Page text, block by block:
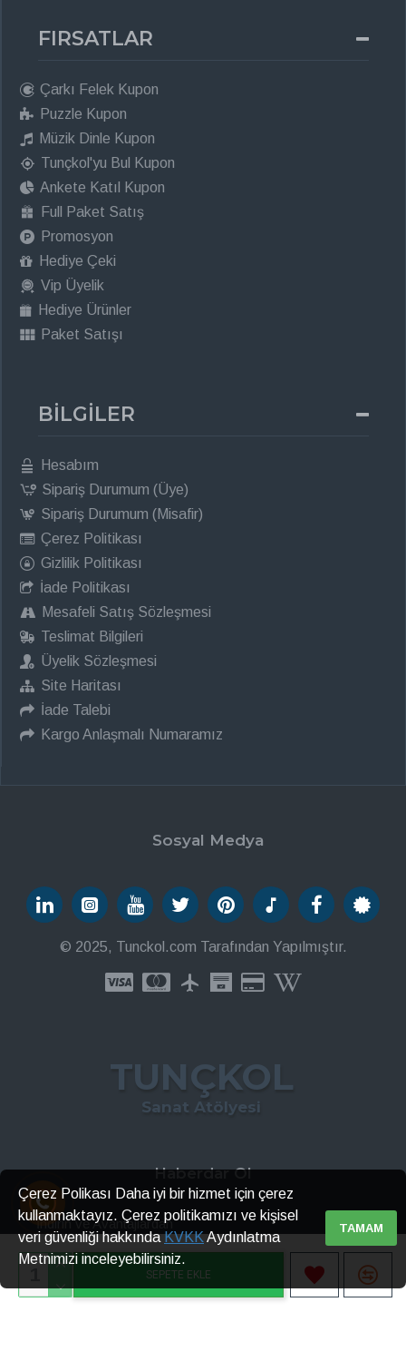
SEPETE EKLE
FIRSATLAR
Çarkı Felek Kupon
Puzzle Kupon
Müzik Dinle Kupon
Tunçkol'yu Bul Kupon
Ankete Katıl Kupon
Full Paket Satış
Promosyon
Hediye Çeki
Vip Üyelik
Hediye Ürünler
Paket Satışı
BİLGİLER
Hesabım
Sipariş Durumum (Üye)
Sipariş Durumum (Misafir)
Çerez Politikası
Gizlilik Politikası
İade Politikası
Mesafeli Satış Sözleşmesi
Teslimat Bilgileri
Üyelik Sözleşmesi
Site Haritası
İade Talebi
Kargo Anlaşmalı Numaramız
Sosyal Medya
© 2025, Tunckol.com Tarafından Yapılmıştır.
TUNÇKOL
Sanat Atölyesi
Haberdar Ol
İndirin ve Avantajlardan TAMAM
Çerez Polikası Daha iyi bir hizmet için çerez
kullanmaktayız. Çerez politikamızı ve kişisel
veri güvenliği hakkındaKVKKAydınlatma
Metnimizi inceleyebilirsiniz.